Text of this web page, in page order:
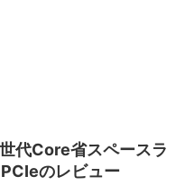
代Core省スペースラ
のレビュー